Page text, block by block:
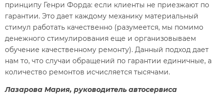
принципу Генри Форда: если клиенты не приезжают по
гарантии. Это дает каждому механику материальный
стимул работать качественно (разумеется, мы помимо
денежного стимулирования еще и организовываем
обучение качественному ремонту). Данный подход дает
нам то, что случаи обращений по гарантии единичные, а
количество ремонтов исчисляется тысячами.
Лазарова Мария, руководитель автосервиса